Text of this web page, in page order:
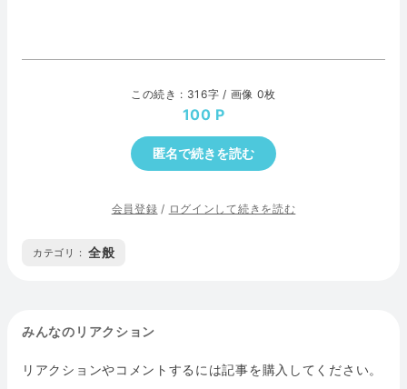
この続き : 316字 / 画像 0枚
100
匿名で続きを読む
会員登録 / ログインして続きを読む
カテゴリ : 全般
みんなのリアクション
リアクションやコメントするには記事を購入してください。